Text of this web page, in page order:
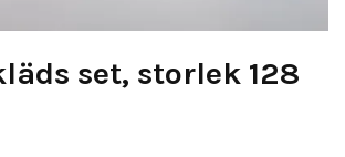
set, storlek 128